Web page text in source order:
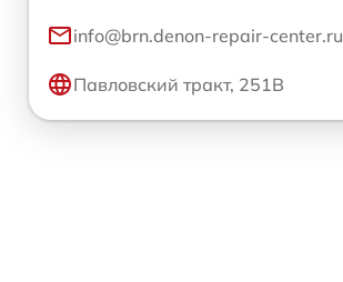
info@brn.denon-repair-center.ru
Павловский тракт, 251В